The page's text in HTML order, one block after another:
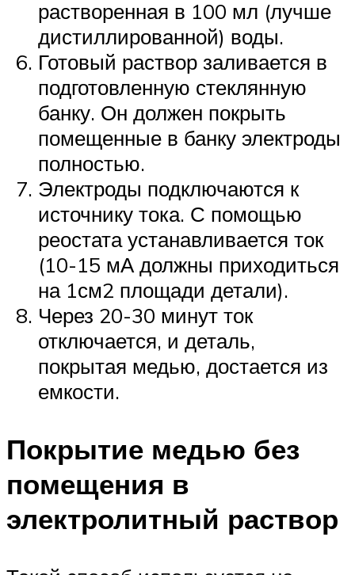
растворенная в 100 мл (лучше
дистиллированной) воды.
Готовый раствор заливается в
подготовленную стеклянную
банку. Он должен покрыть
помещенные в банку электроды
полностью.
Электроды подключаются к
источнику тока. С помощью
реостата устанавливается ток
(10-15 мА должны приходиться
на 1см2 площади детали).
Через 20-30 минут ток
отключается, и деталь,
покрытая медью, достается из
емкости.
Покрытие медью без
помещения в
электролитный раствор